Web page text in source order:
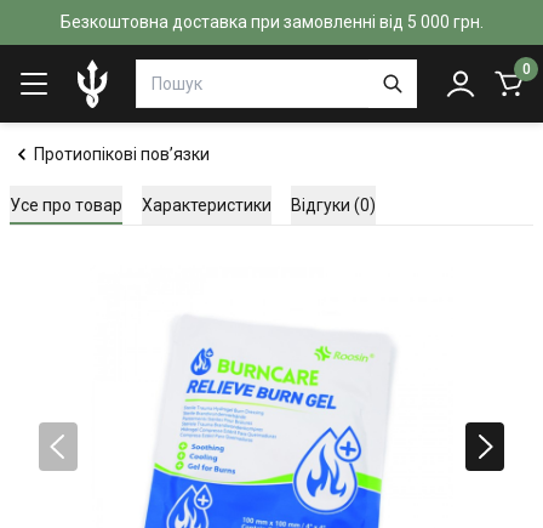
Безкоштовна доставка при замовленні від 5 000 грн.
0
Протиопікові пов’язки
Усе про товар Характеристики Відгуки (0)